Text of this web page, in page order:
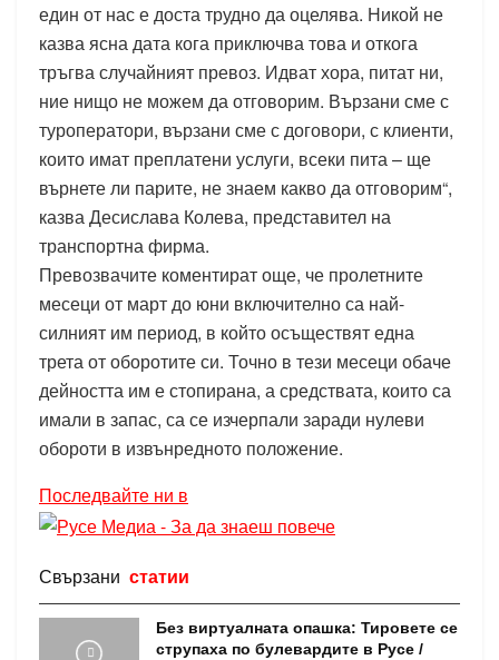
един от нас е доста трудно да оцелява. Никой не
казва ясна дата кога приключва това и откога
тръгва случайният превоз. Идват хора, питат ни,
ние нищо не можем да отговорим. Вързани сме с
туроператори, вързани сме с договори, с клиенти,
които имат преплатени услуги, всеки пита – ще
върнете ли парите, не знаем какво да отговорим“,
казва Десислава Колева, представител на
транспортна фирма.
Превозвачите коментират още, че пролетните
месеци от март до юни включително са най-
силният им период, в който осъществят една
трета от оборотите си. Точно в тези месеци обаче
дейността им е стопирана, а средствата, които са
имали в запас, са се изчерпали заради нулеви
обороти в извънредното положение.
Последвайте ни в
Свързани статии
Без виртуалната опашка: Тировете се
струпаха по булевардите в Русе /